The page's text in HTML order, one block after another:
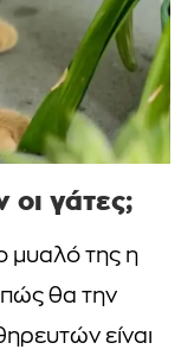
οι γάτες;
μυαλό της η
πώς θα την
είναι